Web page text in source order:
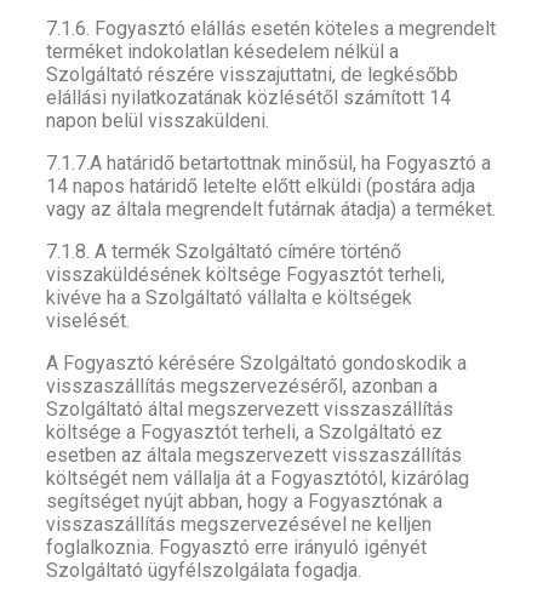
7.1.6. Fogyasztó elállás esetén köteles a megrendelt
terméket indokolatlan késedelem nélkül a
Szolgáltató részére visszajuttatni, de legkésőbb
elállási nyilatkozatának közlésétől számított 14
napon belül visszaküldeni.
7.1.7.A határidő betartottnak minősül, ha Fogyasztó a
14 napos határidő letelte előtt elküldi (postára adja
vagy az általa megrendelt futárnak átadja) a terméket.
7.1.8. A termék Szolgáltató címére történő
visszaküldésének költsége Fogyasztót terheli,
kivéve ha a Szolgáltató vállalta e költségek
viselését.
A Fogyasztó kérésére Szolgáltató gondoskodik a
visszaszállítás megszervezéséről, azonban a
Szolgáltató által megszervezett visszaszállítás
költsége a Fogyasztót terheli, a Szolgáltató ez
esetben az általa megszervezett visszaszállítás
költségét nem vállalja át a Fogyasztótól, kizárólag
segítséget nyújt abban, hogy a Fogyasztónak a
visszaszállítás megszervezésével ne kelljen
foglalkoznia. Fogyasztó erre irányuló igényét
Szolgáltató ügyfélszolgálata fogadja.